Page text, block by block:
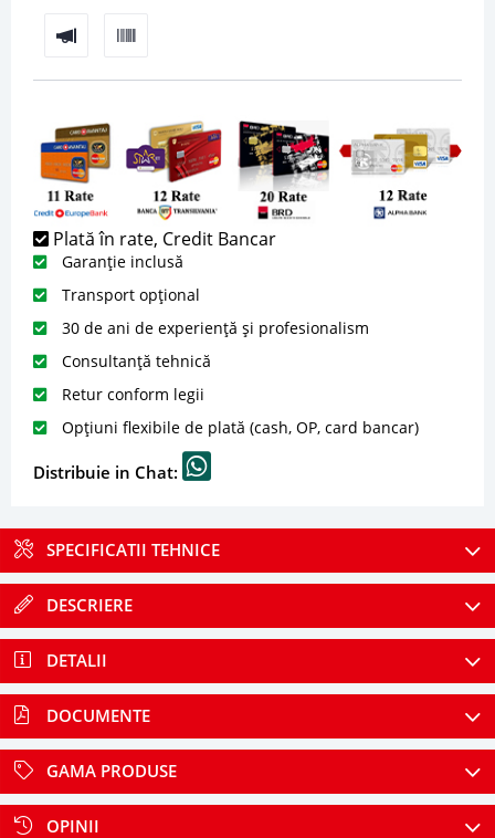
Plată în rate, Credit Bancar
Garanție inclusă
Transport opțional
30 de ani de experiență și profesionalism
Consultanță tehnică
Retur conform legii
Opțiuni flexibile de plată (cash, OP, card bancar)
Distribuie in Chat:
SPECIFICATII TEHNICE
DESCRIERE
DETALII
DOCUMENTE
GAMA PRODUSE
OPINII